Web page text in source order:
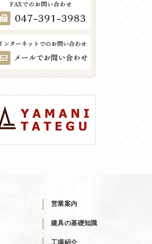
営業案内
建具の基礎知識
工場紹介